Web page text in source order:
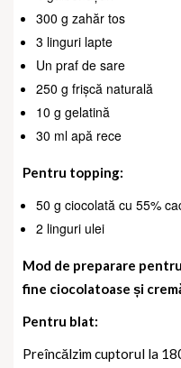
300 g zahăr tos
3 linguri lapte
Un praf de sare
250 g frișcă naturală
10 g gelatină
30 ml apă rece
Pentru topping:
50 g ciocolată cu 55%
2 linguri ulei
Mod de preparare
fine ciocolatoase și
Pentru blat:
Preîncălzim cuptorul la